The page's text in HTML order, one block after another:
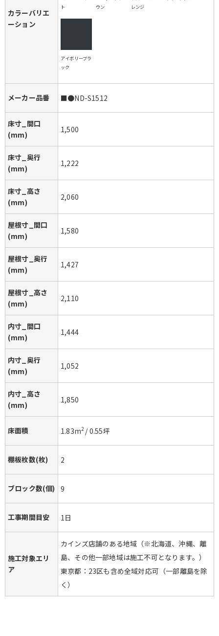
カラーバリエ
ーション
ト
ウン
レンジ
アイボリーブラ
ック
メーカー品番 ■●ND-S1512
床寸_間口
(mm)
1,500
床寸_奥行
(mm)
1,222
床寸_高さ
(mm)
2,060
屋根寸_間口
(mm)
1,580
屋根寸_奥行
(mm)
1,427
屋根寸_高さ
(mm)
2,110
内寸_間口
(mm)
1,444
内寸_奥行
(mm)
1,052
内寸_高さ
(mm)
1,850
床面積 1.83m2/0.55坪
棚板枚数(枚) 2
ブロック数(個) 9
工事期間目安 1日
施工対象エリ
ア
カインズ店舗のある地域（※北海道、沖縄、離
島、その他一部地域は施工不可となります。）
東京都：23区も含め全域対応可（一部離島を除
く）